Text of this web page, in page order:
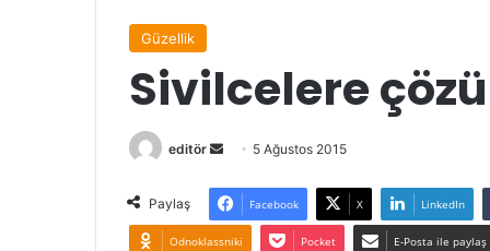
Güzellik
Sivilcelere
editör
Bir
posta
göndermek
5 Ağustos 2015
Paylaş Facebook X LinkedIn
Odnoklassniki Pocket E-Posta ile paylaş